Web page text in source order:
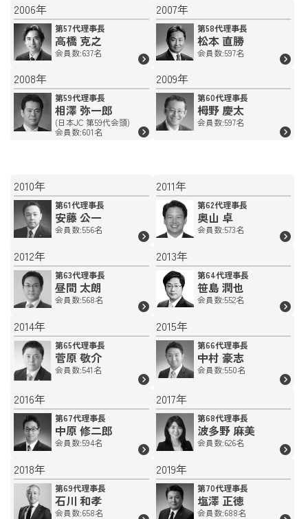
2006年
第57代理事長
高橋 克之
会員数:637名
2007年
第58代理事長
松本 直勝
会員数:597名
2008年
第59代理事長
相澤 弥一郎
(日本JC 第59代会頭)
会員数:601名
2009年
第60代理事長
栂野 慶太
会員数:597名
2010年
第61代理事長
安藤 公一
会員数:556名
2011年
第62代理事長
奥山 卓
会員数:573名
2012年
第63代理事長
昼間 太朗
会員数:568名
2013年
第64代理事長
笹島 潤也
会員数:552名
2014年
第65代理事長
菅原 敬介
会員数:541名
2015年
第66代理事長
中村 豪志
会員数:550名
2016年
第67代理事長
中原 修二郎
会員数:594名
2017年
第68代理事長
波多野 麻美
会員数:626名
2018年
第69代理事長
石川 和孝
会員数:658名
2019年
第70代理事長
塩澤 正徳
会員数:688名